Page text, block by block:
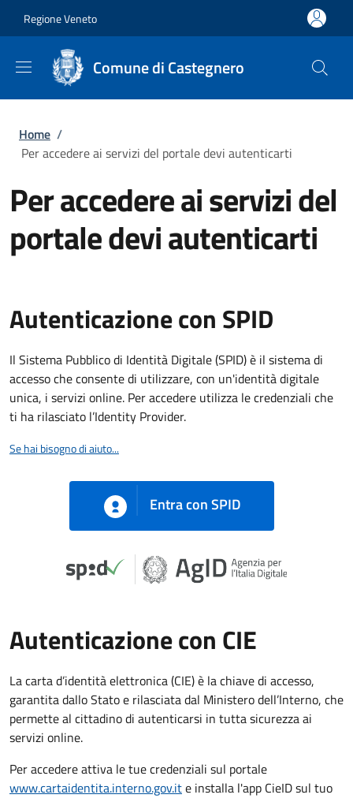
Regione Veneto
Comune di Castegnero
Briciole di pane
Home /
Per accedere ai servizi del portale devi autenticarti
Per accedere ai servizi del
portale devi autenticarti
Autenticazione con SPID
Il Sistema Pubblico di Identità Digitale (SPID) è il sistema di
accesso che consente di utilizzare, con un'identità digitale
unica, i servizi online. Per accedere utilizza le credenziali che
ti ha rilasciato l’Identity Provider.
Se hai bisogno di aiuto...
Entra con SPID
Autenticazione con CIE
La carta d’identità elettronica (CIE) è la chiave di accesso,
garantita dallo Stato e rilasciata dal Ministero dell’Interno, che
permette al cittadino di autenticarsi in tutta sicurezza ai
servizi online.
Per accedere attiva le tue credenziali sul portale
www.cartaidentita.interno.gov.ite installa l'app CieID sul tuo